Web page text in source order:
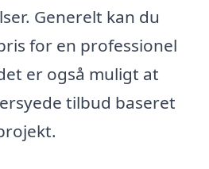
Generelt kan du
for en professionel
er også muligt at
tilbud baseret